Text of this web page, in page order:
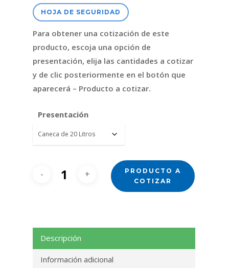
HOJA DE SEGURIDAD
Para obtener una cotización de este
producto, escoja una opción de
presentación, elija las cantidades a cotizar
y de clic posteriormente en el botón que
aparecerá – Producto a cotizar.
Presentación
PRODUCTO A
COTIZAR
Descripción
Información adicional